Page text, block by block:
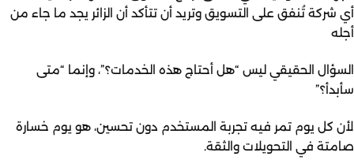
أي شركة تُنفق على التسويق وتريد أن تتأكد أن الزائر يجد ما جاء من
أجله
السؤال الحقيقي ليس “هل أحتاج هذه الخدمات؟”، وإنما “متى
سأبدأ؟”
لأن كل يوم تمر فيه تجربة المستخدم دون تحسين، هو يوم خسارة
صامتة في التحويلات والثقة.